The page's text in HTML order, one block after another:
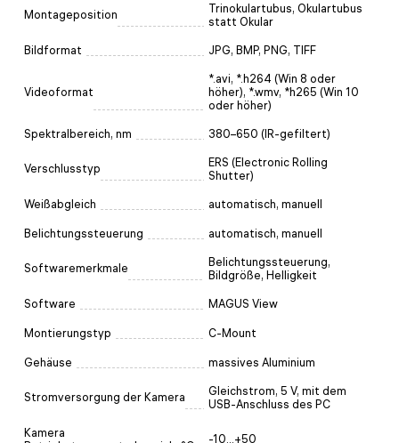
Montageposition
Trinokulartubus, Okulartubus
statt Okular
Bildformat JPG, BMP, PNG, TIFF
Videoformat
*.avi, *.h264 (Win 8 oder
höher), *.wmv, *h265 (Win 10
oder höher)
Spektralbereich, nm 380–650 (IR-gefiltert)
Verschlusstyp
ERS (Electronic Rolling
Shutter)
Weißabgleich automatisch, manuell
Belichtungssteuerung automatisch, manuell
Softwaremerkmale
Belichtungssteuerung,
Bildgröße, Helligkeit
Software MAGUS View
Montierungstyp C-Mount
Gehäuse massives Aluminium
Stromversorgung der Kamera
Gleichstrom, 5 V, mit dem
USB-Anschluss des PC
Kamera
-10...+50